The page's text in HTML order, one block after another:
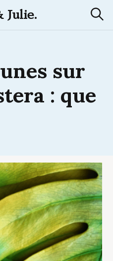
Julie.
e
sur
: que